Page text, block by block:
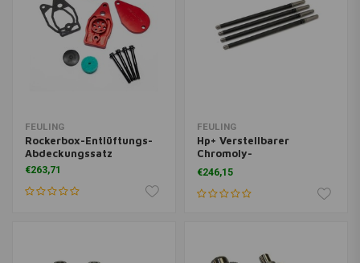
FEULING
Rockerbox-Entlüftungs-
Abdeckungssatz
€263,71
FEULING
Hp+ Verstellbarer
Chromoly-
Stösselstangensatz Für
Twin Cam
€246,15